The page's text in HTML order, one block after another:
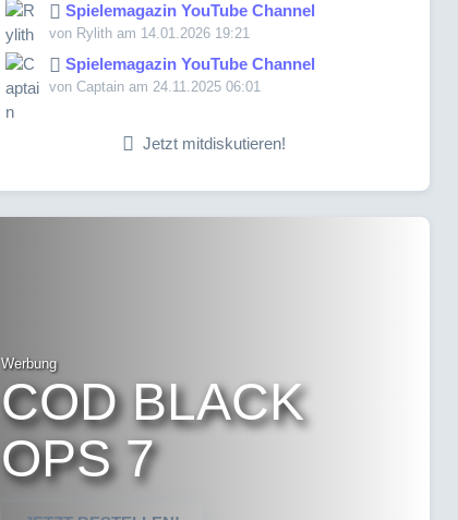
Spielemagazin YouTube Channel
von Rylith am 14.01.2026 19:21
Spielemagazin YouTube Channel
von Captain am 24.11.2025 06:01
Jetzt mitdiskutieren!
Werbung
COD BLACK
OPS 7